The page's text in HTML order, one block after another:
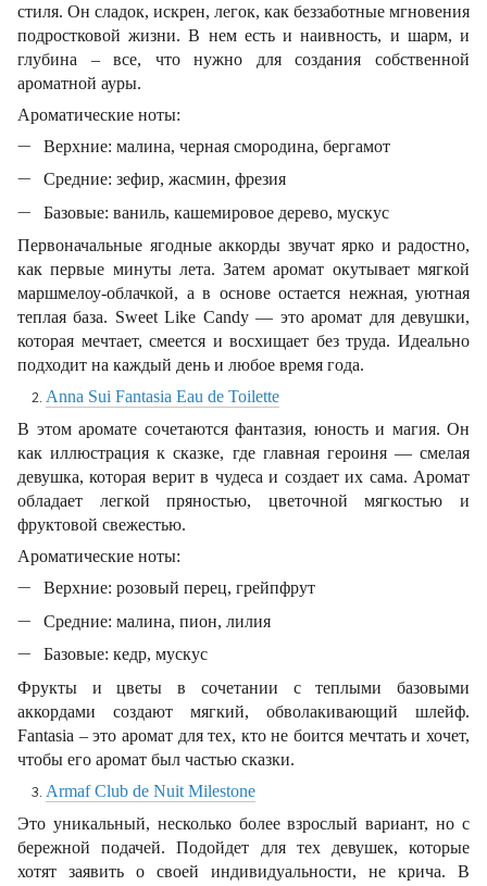
стиля. Он сладок, искрен, легок, как беззаботные мгновения
подростковой жизни. В нем есть и наивность, и шарм, и
глубина – все, что нужно для создания собственной
ароматной ауры.
Ароматические ноты:
Верхние: малина, черная смородина, бергамот
Средние: зефир, жасмин, фрезия
Базовые: ваниль, кашемировое дерево, мускус
Первоначальные ягодные аккорды звучат ярко и радостно,
как первые минуты лета. Затем аромат окутывает мягкой
маршмелоу-облачкой, а в основе остается нежная, уютная
теплая база. Sweet Like Candy — это аромат для девушки,
которая мечтает, смеется и восхищает без труда. Идеально
подходит на каждый день и любое время года.
Anna Sui Fantasia Eau de Toilette
В этом аромате сочетаются фантазия, юность и магия. Он
как иллюстрация к сказке, где главная героиня — смелая
девушка, которая верит в чудеса и создает их сама. Аромат
обладает легкой пряностью, цветочной мягкостью и
фруктовой свежестью.
Ароматические ноты:
Верхние: розовый перец, грейпфрут
Средние: малина, пион, лилия
Базовые: кедр, мускус
Фрукты и цветы в сочетании с теплыми базовыми
аккордами создают мягкий, обволакивающий шлейф.
Fantasia – это аромат для тех, кто не боится мечтать и хочет,
чтобы его аромат был частью сказки.
Armaf Club de Nuit Milestone
Это уникальный, несколько более взрослый вариант, но с
бережной подачей. Подойдет для тех девушек, которые
хотят заявить о своей индивидуальности, не крича. В